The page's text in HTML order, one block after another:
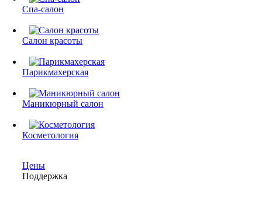
Спа-салон
Салон красоты
Парикмахерская
Маникюрный салон
Косметология
Цены
Поддержка